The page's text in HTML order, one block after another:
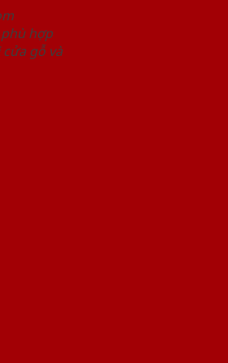
hợp
gỗ và